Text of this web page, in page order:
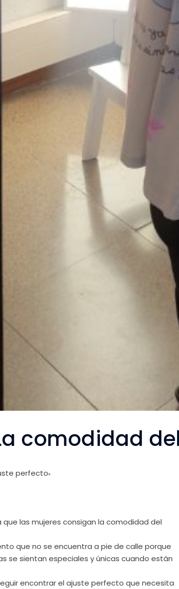
comodidad
perfecto«
que las mujeres consigan la comodidad del
que no se encuentra a pie de calle porque
se sientan especiales y únicas cuando están
encontrar el ajuste perfecto que necesita